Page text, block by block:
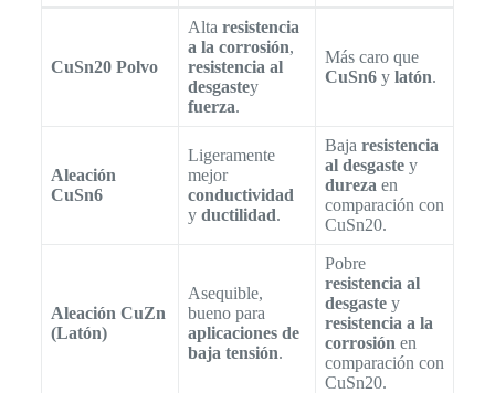
CuSn20 Polvo
Alta resistencia
a la corrosión,
resistencia al
desgastey
fuerza.
Más caro que
CuSn6y latón.
Aleación
CuSn6
Ligeramente
mejor
conductividad
y ductilidad.
Baja resistencia
al desgastey
dureza en
comparación con
CuSn20.
Aleación CuZn
(Latón)
Asequible,
bueno para
aplicaciones de
baja tensión.
Pobre
resistencia al
desgastey
resistencia a la
corrosión en
comparación con
CuSn20.